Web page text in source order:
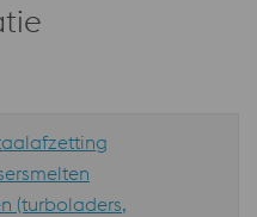
(turboladers,